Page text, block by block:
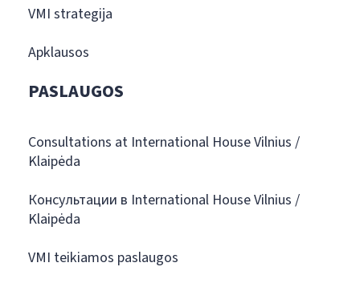
VMI strategija
Apklausos
PASLAUGOS
Consultations at International House Vilnius /
Klaipėda
Консультации в International House Vilnius /
Klaipėda
VMI teikiamos paslaugos